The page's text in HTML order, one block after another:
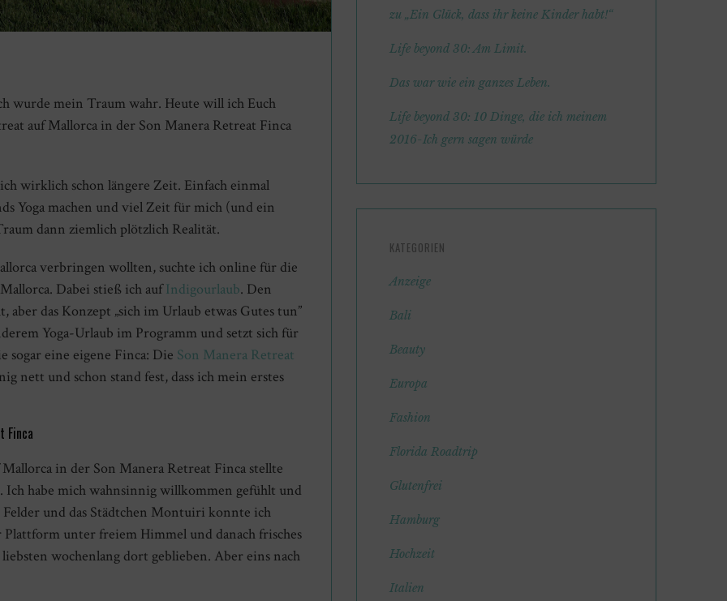
wurde mein Traum wahr. Heute will ich Euch
auf Mallorca in der Son Manera Retreat Finca
wirklich schon längere Zeit. Einfach einmal
Yoga machen und viel Zeit für mich (und ein
dann ziemlich plötzlich Realität.
verbringen wollten, suchte ich online für die
Dabei stieß ich aufIndigourlaub. Den
das Konzept „sich im Urlaub etwas Gutes tun”
Yoga-Urlaub im Programm und setzt sich für
sogar eine eigene Finca: Die Son Manera Retreat
und schon stand fest, dass ich mein erstes
Finca
in der Son Manera Retreat Finca stellte
Ich habe mich wahnsinnig willkommen gefühlt und
und das Städtchen Montuiri konnte ich
unter freiem Himmel und danach frisches
wochenlang dort geblieben. Aber eins nach
zu „Ein Glück, dass ihr keine Kinder habt!“
Life beyond 30: Am Limit.
Das war wie ein ganzes Leben.
Life beyond 30: 10 Dinge, die ich meinem
2016-Ich gern sagen würde
KATEGORIEN
Anzeige
Bali
Beauty
Europa
Fashion
Florida Roadtrip
Glutenfrei
Hamburg
Hochzeit
Italien